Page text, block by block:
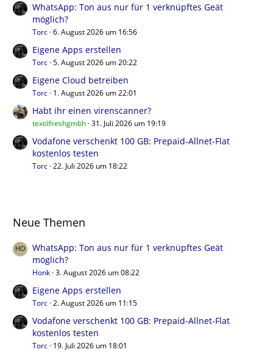
WhatsApp: Ton aus nur für 1 verknüpftes Geät
möglich?
Torc 6. August 2026 um 16:56
Eigene Apps erstellen
Torc 5. August 2026 um 20:22
Eigene Cloud betreiben
Torc 1. August 2026 um 22:01
Habt ihr einen virenscanner?
textilfreshgmbh 31. Juli 2026 um 19:19
Vodafone verschenkt 100 GB: Prepaid-Allnet-Flat
kostenlos testen
Torc 22. Juli 2026 um 18:22
Neue Themen
WhatsApp: Ton aus nur für 1 verknüpftes Geät
möglich?
Honk 3. August 2026 um 08:22
Eigene Apps erstellen
Torc 2. August 2026 um 11:15
Vodafone verschenkt 100 GB: Prepaid-Allnet-Flat
kostenlos testen
Torc 19. Juli 2026 um 18:01